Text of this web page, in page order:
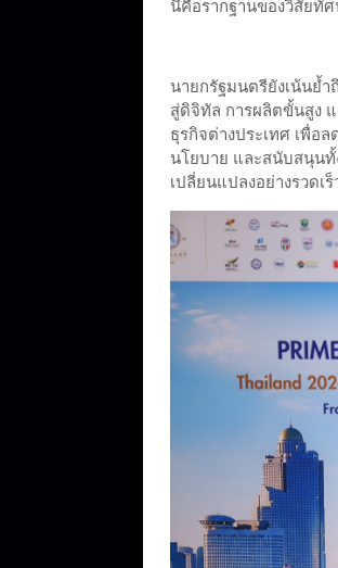
นี้คือรากฐานของวิสัยทั
นายกรัฐมนตรียังเน้นย้
สู่ดิจิทัล การผลิตขั้นสูง
ธุรกิจต่างประเทศ เพื่อ
นโยบาย และสนับสนุนทั้
เปลี่ยนแปลงอย่างรวดเร็